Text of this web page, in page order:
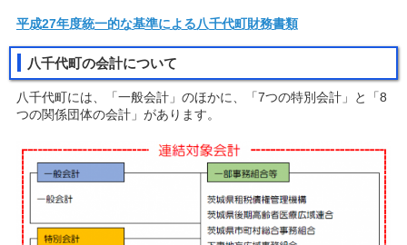
平成27年度統一的な基準による八千代町財務書類
八千代町の会計について
八千代町には、「一般会計」のほかに、「7つの特別会計」と「8
つの関係団体の会計」があります。